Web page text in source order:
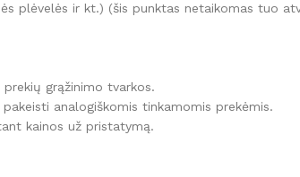
plėvelės ir kt.) (šis punktas netaikomas tuo
grąžinimo tvarkos.
analogiškomis tinkamomis prekėmis.
kainos už pristatymą.